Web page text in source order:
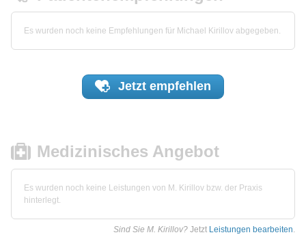
Es wurden noch keine Empfehlungen für Michael Kirillov abgegeben.
Jetzt empfehlen
Medizinisches Angebot
Es wurden noch keine Leistungen von M. Kirillov bzw. der Praxis
hinterlegt.
Sind Sie M. Kirillov? Jetzt Leistungen bearbeiten.